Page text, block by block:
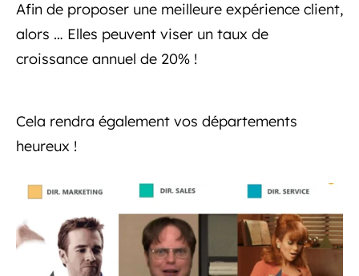
Afin de proposer une meilleure expérience client,
alors … Elles peuvent viser un taux de
croissance annuel de 20% !
Cela rendra également vos départements
heureux !